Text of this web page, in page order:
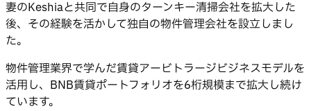
妻のKeshiaと共同で自身のターンキー清掃会社を拡大した
後、その経験を活かして独自の物件管理会社を設立しまし
た。
物件管理業界で学んだ賃貸アービトラージビジネスモデルを
活用し、BNB賃貸ポートフォリオを6桁規模まで拡大し続け
ています。